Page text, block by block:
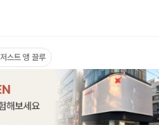
저스트 앵 끌루